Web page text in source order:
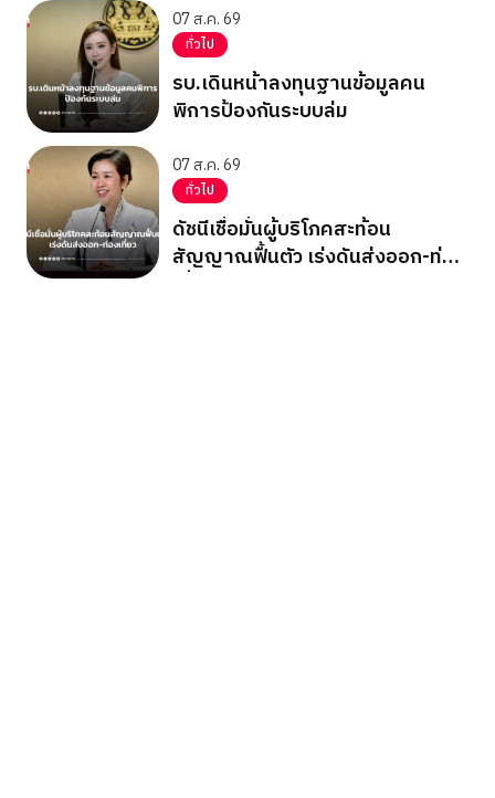
07 ส.ค. 69
ทั่วไป
รบ.เดินหน้าลงทุนฐานข้อมูลคน
พิการป้องกันระบบล่ม
07 ส.ค. 69
ทั่วไป
ดัชนีเชื่อมั่นผู้บริโภคสะท้อน
สัญญาณฟื้นตัว เร่งดันส่งออก-ท่อง